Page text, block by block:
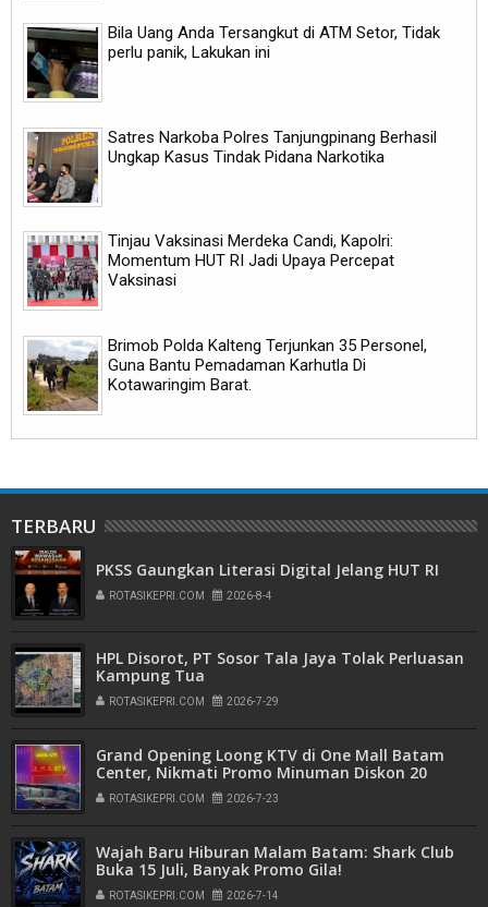
Bila Uang Anda Tersangkut di ATM Setor, Tidak
perlu panik, Lakukan ini
Satres Narkoba Polres Tanjungpinang Berhasil
Ungkap Kasus Tindak Pidana Narkotika
Tinjau Vaksinasi Merdeka Candi, Kapolri:
Momentum HUT RI Jadi Upaya Percepat
Vaksinasi
Brimob Polda Kalteng Terjunkan 35 Personel,
Guna Bantu Pemadaman Karhutla Di
Kotawaringim Barat.
TERBARU
PKSS Gaungkan Literasi Digital Jelang HUT RI
ROTASIKEPRI.COM 2026-8-4
HPL Disorot, PT Sosor Tala Jaya Tolak Perluasan
Kampung Tua
ROTASIKEPRI.COM 2026-7-29
Grand Opening Loong KTV di One Mall Batam
Center, Nikmati Promo Minuman Diskon 20
Persen
ROTASIKEPRI.COM 2026-7-23
Wajah Baru Hiburan Malam Batam: Shark Club
Buka 15 Juli, Banyak Promo Gila!
ROTASIKEPRI.COM 2026-7-14